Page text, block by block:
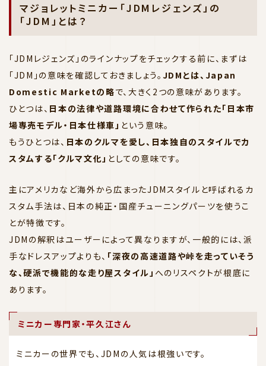
マジョレットミニカー「JDMレジェンズ」の
「JDM」とは？
「JDMレジェンズ」のラインナップをチェックする前に、まずは
「JDM」の意味を確認しておきましょう。 JDMとは、Japan
Domestic Marketの略で、大きく2つの意味があります。
ひとつは、 日本の法律や道路環境に合わせて作られた「日本市
場専売モデル・日本仕様車」 という意味。
もうひとつは、 日本のクルマを愛し、日本独自のスタイルでカ
スタムする「クルマ文化」 としての意味です。
主にアメリカなど海外から広まったJDMスタイルと呼ばれるカ
スタム手法は、日本の純正・国産チューニングパーツを使うこ
とが特徴です。
JDMの解釈はユーザーによって異なりますが、一般的には、派
手なドレスアップよりも、 「深夜の高速道路や峠を走っていそう
な、硬派で機能的な走り屋スタイル」 へのリスペクトが根底に
あります。
ミニカー専門家・平久江さん
ミニカーの世界でも、JDMの人気は根強いです。